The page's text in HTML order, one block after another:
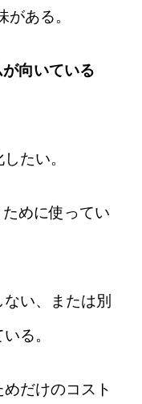
ある。
向いている
たい。
めに使ってい
い、または別
る。
だけのコスト